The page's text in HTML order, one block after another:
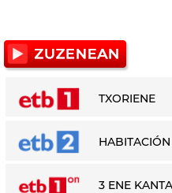
TXORIENE
3 ENE